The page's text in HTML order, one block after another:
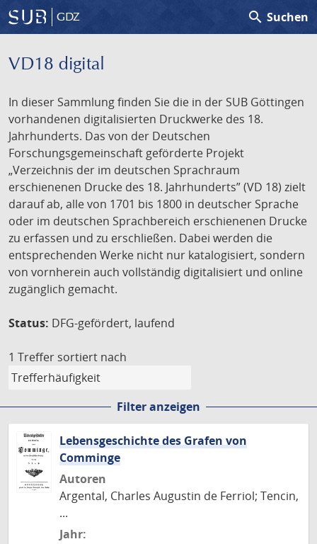
GDZ search Suchen
VD18 digital
In dieser Sammlung finden Sie die in der SUB Göttingen
vorhandenen digitalisierten Druckwerke des 18.
Jahrhunderts. Das von der Deutschen
Forschungsgemeinschaft geförderte Projekt
„Verzeichnis der im deutschen Sprachraum
erschienenen Drucke des 18. Jahrhunderts” (VD 18) zielt
darauf ab, alle von 1701 bis 1800 in deutscher Sprache
oder im deutschen Sprachbereich erschienenen Drucke
zu erfassen und zu erschließen. Dabei werden die
entsprechenden Werke nicht nur katalogisiert, sondern
von vornherein auch vollständig digitalisiert und online
zugänglich gemacht.
Status: DFG-gefördert, laufend
1 Treffer sortiert nach
Filter anzeigen
Lebensgeschichte des Grafen von
Comminge
Autoren
Argental, Charles Augustin de Ferriol; Tencin,
...
Jahr: